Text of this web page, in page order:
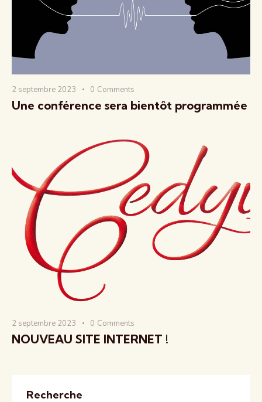
2 septembre 2023 0 Comments
Une conférence sera bientôt programmée
2 septembre 2023 0 Comments
NOUVEAU SITE INTERNET !
Recherche